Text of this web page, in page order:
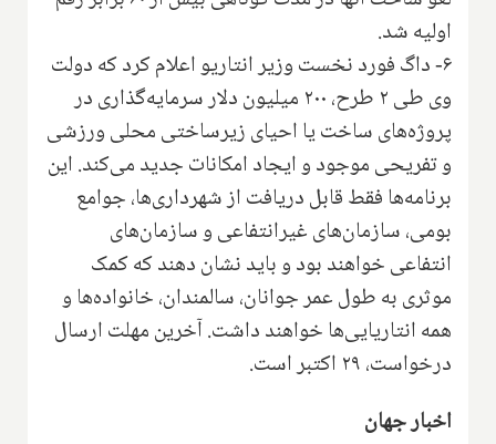
اولیه شد.
۶- داگ فورد نخست وزیر انتاریو اعلام کرد که دولت
وی طی ۲ طرح، ۲۰۰ میلیون دلار سرمایه‌گذاری در
پروژه‌های ساخت یا احیای زیرساختی محلی ورزشی
و تفریحی موجود و ایجاد امکانات جدید می‌کند. این
برنامه‌ها فقط قابل دریافت از شهرداری‌ها، جوامع
بومی، سازمان‌های غیرانتفاعی و سازمان‌های
انتفاعی خواهند بود و باید نشان دهند که کمک
موثری به طول عمر جوانان، سالمندان، خانواده‌ها و
همه انتاریایی‌ها خواهند داشت. آخرین مهلت ارسال
درخواست، ۲۹ اکتبر است.
اخبار جهان